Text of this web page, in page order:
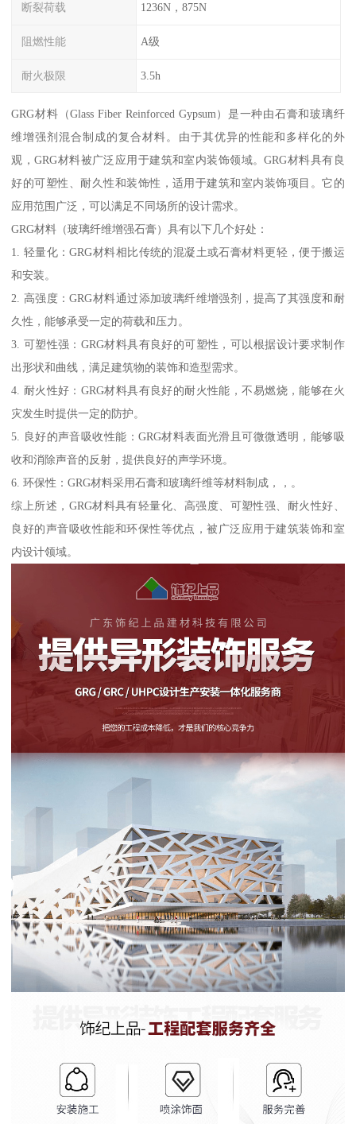
断裂荷载 1236N，875N
阻燃性能 A级
耐火极限 3.5h
GRG材料（Glass Fiber Reinforced Gypsum）是一种由石膏和玻璃纤
维增强剂混合制成的复合材料。由于其优异的性能和多样化的外
观，GRG材料被广泛应用于建筑和室内装饰领域。GRG材料具有良
好的可塑性、耐久性和装饰性，适用于建筑和室内装饰项目。它的
应用范围广泛，可以满足不同场所的设计需求。
GRG材料（玻璃纤维增强石膏）具有以下几个好处：
1. 轻量化：GRG材料相比传统的混凝土或石膏材料更轻，便于搬运
和安装。
2. 高强度：GRG材料通过添加玻璃纤维增强剂，提高了其强度和耐
久性，能够承受一定的荷载和压力。
3. 可塑性强：GRG材料具有良好的可塑性，可以根据设计要求制作
出形状和曲线，满足建筑物的装饰和造型需求。
4. 耐火性好：GRG材料具有良好的耐火性能，不易燃烧，能够在火
灾发生时提供一定的防护。
5. 良好的声音吸收性能：GRG材料表面光滑且可微微透明，能够吸
收和消除声音的反射，提供良好的声学环境。
6. 环保性：GRG材料采用石膏和玻璃纤维等材料制成，，。
综上所述，GRG材料具有轻量化、高强度、可塑性强、耐火性好、
良好的声音吸收性能和环保性等优点，被广泛应用于建筑装饰和室
内设计领域。